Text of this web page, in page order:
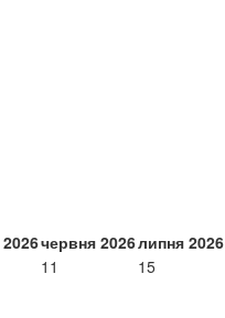
червня 2026липня 2026
11 15